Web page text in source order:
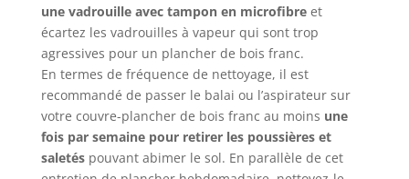
une vadrouille avec tampon en microfibreet
écartez les vadrouilles à vapeur qui sont trop
agressives pour un plancher de bois franc.
En termes de fréquence de nettoyage, il est
recommandé de passer le balai ou l’aspirateur sur
votre couvre-plancher de bois franc au moins une
fois par semaine pour retirer les poussières et
saletéspouvant abimer le sol. En parallèle de cet